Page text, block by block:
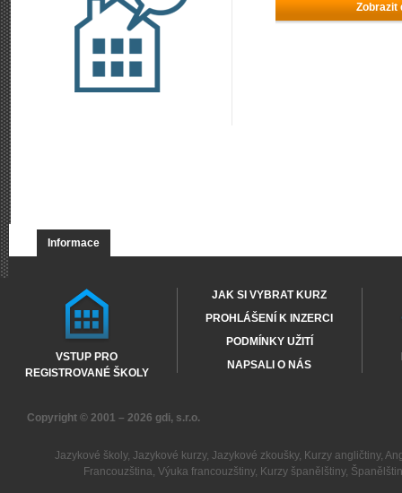
Zobrazit
Informace
VSTUP PRO
REGISTROVANÉ ŠKOLY
JAK SI VYBRAT KURZ
PROHLÁŠENÍ K INZERCI
PODMÍNKY UŽITÍ
NAPSALI O NÁS
Copyright © 2001 – 2026 gdi, s.r.o.
Jazykové školy, Jazykové kurzy, Jazykové zkoušky, Kurzy angličtiny,
Francouzština,Výuka francouzštiny, Kurzy španělštiny,